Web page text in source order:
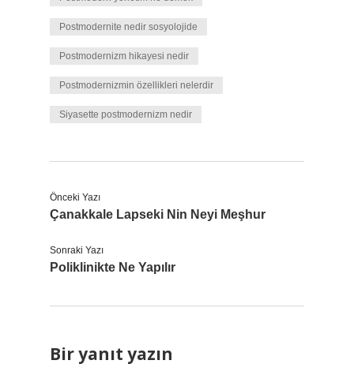
Postmodernite nedir sosyolojide
Postmodernizm hikayesi nedir
Postmodernizmin özellikleri nelerdir
Siyasette postmodernizm nedir
Önceki Yazı
Çanakkale Lapseki Nin Neyi Meşhur
Sonraki Yazı
Poliklinikte Ne Yapılır
Bir yanıt yazın